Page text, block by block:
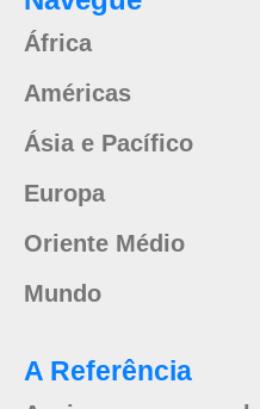
África
Américas
Ásia e Pacífico
Europa
Oriente Médio
Mundo
A Referência